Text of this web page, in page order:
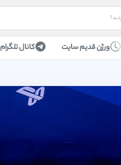
ورژن قدیم سایت کانال تلگرام